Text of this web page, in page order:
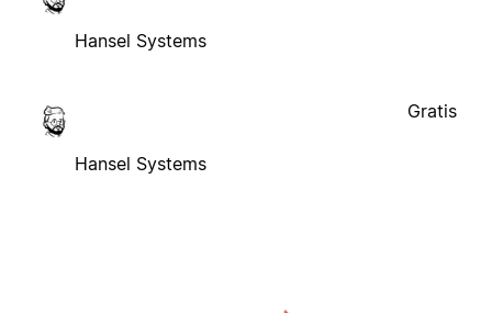
Hansel Systems
Hansel Systems
Gratis